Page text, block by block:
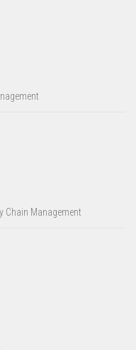
Chain Management